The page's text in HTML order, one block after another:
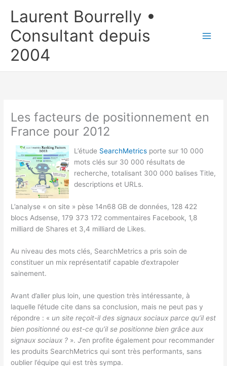
Laurent Bourrelly •
Consultant depuis
2004
Les facteurs de positionnement en
France pour 2012
L’étude SearchMetrics porte sur 10 000
mots clés sur 30 000 résultats de
recherche, totalisant 300 000 balises Title,
descriptions et URLs.
L’analyse « on site » pèse 14n68 GB de données, 128 422
blocs Adsense, 179 373 172 commentaires Facebook, 1,8
milliard de Shares et 3,4 milliard de Likes.
Au niveau des mots clés, SearchMetrics a pris soin de
constituer un mix représentatif capable d’extrapoler
sainement.
Avant d’aller plus loin, une question très intéressante, à
laquelle l’étude cite dans sa conclusion, mais ne peut pas y
répondre : « un site reçoit-il des signaux sociaux parce qu’il est
bien positionné ou est-ce qu’il se positionne bien grâce aux
signaux sociaux ? ». J’en profite également pour recommander
les produits SearchMetrics qui sont très performants, sans
oublier l’équipe qui est très sympa.